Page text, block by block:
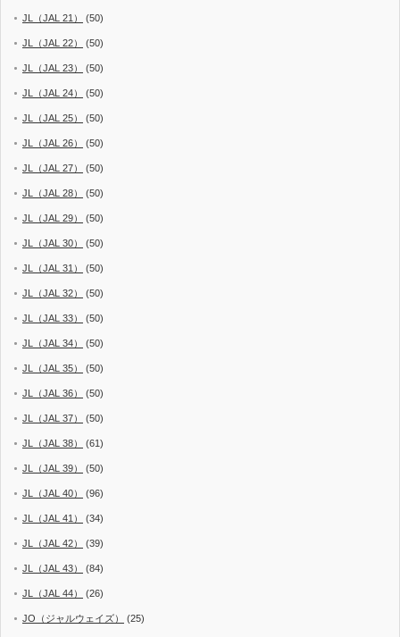
JL（JAL 21） (50)
JL（JAL 22） (50)
JL（JAL 23） (50)
JL（JAL 24） (50)
JL（JAL 25） (50)
JL（JAL 26） (50)
JL（JAL 27） (50)
JL（JAL 28） (50)
JL（JAL 29） (50)
JL（JAL 30） (50)
JL（JAL 31） (50)
JL（JAL 32） (50)
JL（JAL 33） (50)
JL（JAL 34） (50)
JL（JAL 35） (50)
JL（JAL 36） (50)
JL（JAL 37） (50)
JL（JAL 38） (61)
JL（JAL 39） (50)
JL（JAL 40） (96)
JL（JAL 41） (34)
JL（JAL 42） (39)
JL（JAL 43） (84)
JL（JAL 44） (26)
JO（ジャルウェイズ） (25)